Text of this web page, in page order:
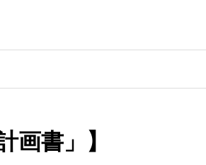
画書」】